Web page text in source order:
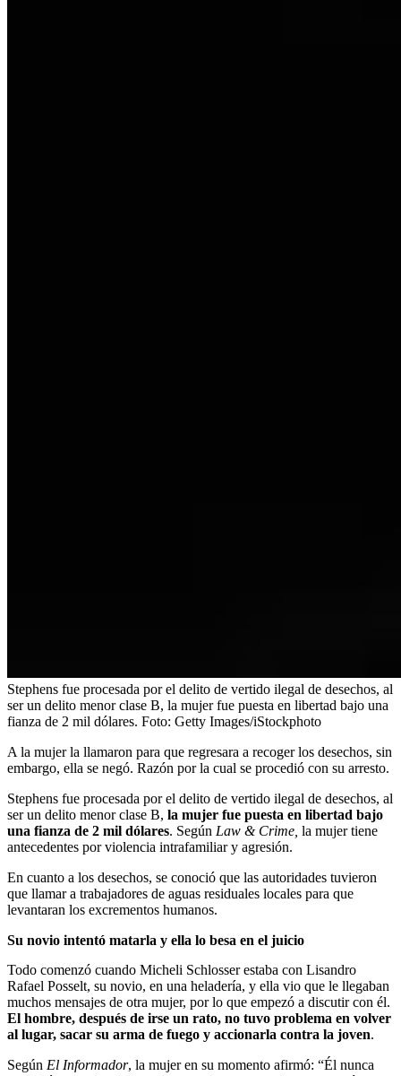
Stephens fue procesada por el delito de vertido ilegal de desechos, al
ser un delito menor clase B, la mujer fue puesta en libertad bajo una
fianza de 2 mil dólares. Foto: Getty Images/iStockphoto
A la mujer la llamaron para que regresara a recoger los desechos, sin
embargo, ella se negó. Razón por la cual se procedió con su arresto.
Stephens fue procesada por el delito de vertido ilegal de desechos, al
ser un delito menor clase B, la mujer fue puesta en libertad bajo
una fianza de 2 mil dólares. Según Law & Crime, la mujer tiene
antecedentes por violencia intrafamiliar y agresión.
En cuanto a los desechos, se conoció que las autoridades tuvieron
que llamar a trabajadores de aguas residuales locales para que
levantaran los excrementos humanos.
Su novio intentó matarla y ella lo besa en el juicio
Todo comenzó cuando Micheli Schlosser estaba con Lisandro
Rafael Posselt, su novio, en una heladería, y ella vio que le llegaban
muchos mensajes de otra mujer, por lo que empezó a discutir con él.
El hombre, después de irse un rato, no tuvo problema en volver
al lugar, sacar su arma de fuego y accionarla contra la joven.
Según El Informador, la mujer en su momento afirmó: “Él nunca